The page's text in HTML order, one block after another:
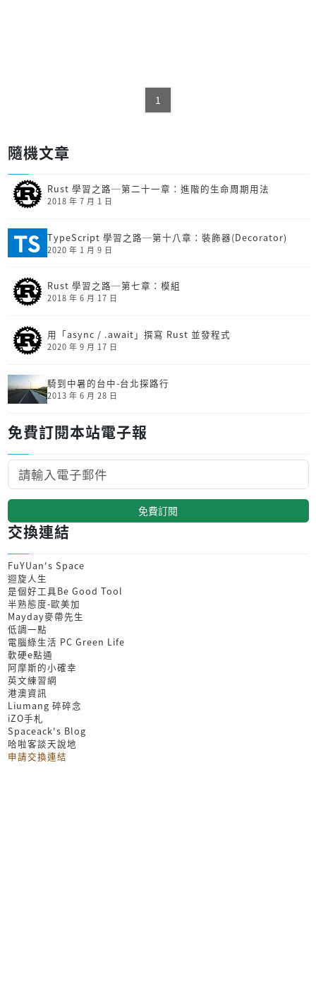
1
隨機文章
Rust 學習之路─第二十一章：進階的生命周期用法
2018 年 7 月 1 日
TypeScript 學習之路─第十八章：裝飾器(Decorator)
2020 年 1 月 9 日
Rust 學習之路─第七章：模組
2018 年 6 月 17 日
用「async / .await」撰寫 Rust 並發程式
2020 年 9 月 17 日
騎到中暑的台中-台北探路行
2013 年 6 月 28 日
免費訂閱本站電子報
免費訂閱
交換連結
FuYUan's Space
迴旋人生
是個好工具Be Good Tool
半熟態度-歐美加
Mayday麥帶先生
低調一點
電腦綠生活 PC Green Life
軟硬e點通
阿摩斯的小確幸
英文練習網
港澳資訊
Liumang 碎碎念
iZO手札
Spaceack's Blog
哈啦客談天說地
申請交換連結